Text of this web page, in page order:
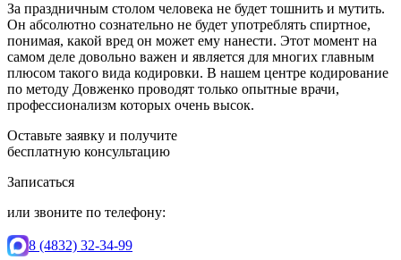
За праздничным столом человека не будет тошнить и мутить.
Он абсолютно сознательно не будет употреблять спиртное,
понимая, какой вред он может ему нанести. Этот момент на
самом деле довольно важен и является для многих главным
плюсом такого вида кодировки. В нашем центре кодирование
по методу Довженко проводят только опытные врачи,
профессионализм которых очень высок.
Оставьте заявку и получите
бесплатную консультацию
Записаться
или звоните по телефону:
8 (4832) 32-34-99